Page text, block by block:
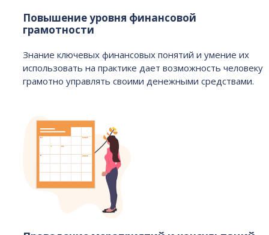
Повышение уровня финансовой
грамотности
Знание ключевых финансовых понятий и умение их
использовать на практике дает возможность человеку
грамотно управлять своими денежными средствами.